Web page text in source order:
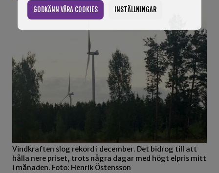
GODKÄNN VÅRA COOKIES INSTÄLLNINGAR
Vindkraften slog rekord i december. Det bidrog till att
hålla nere priset, trots några dagar med högt elpris mitt
i månaden. Foto: Henrik Östensson